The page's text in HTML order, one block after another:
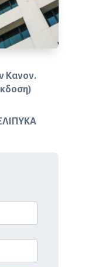
Κανον.